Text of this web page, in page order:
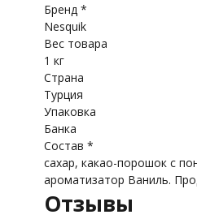
Бренд *
Nesquik
Вес товара
1 кг
Страна
Турция
Упаковка
Банка
Состав *
сахар, какао-порошок с
ароматизатор Ваниль.
Отзывы